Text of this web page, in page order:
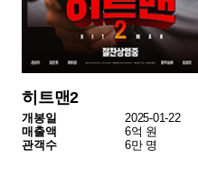
매출액
3억 원
관객수
3만 명
매
관